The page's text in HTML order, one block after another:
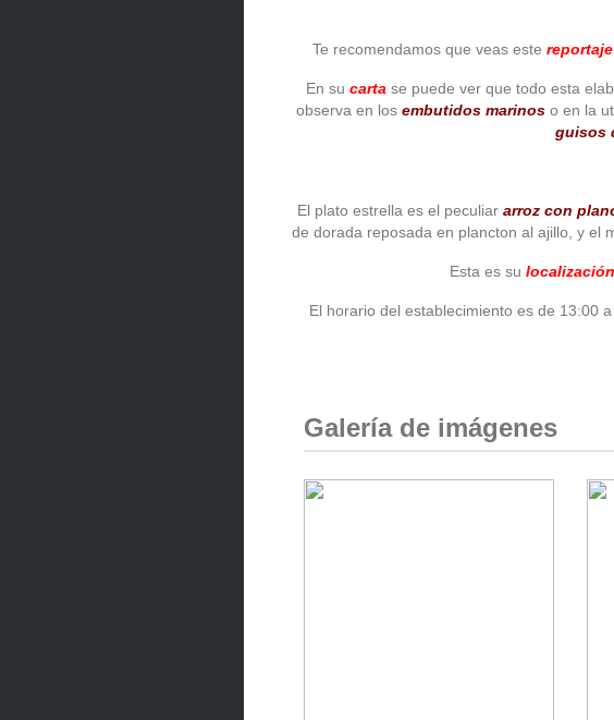
Te recomendamos que veas este reportaje
En su carta se puede ver que todo esta
observa en los embutidos marinoso en la
guisos
El plato estrella es el peculiar arroz con
de dorada reposada en plancton al ajillo, y el
Esta es su localización
El horario del establecimiento es de 13:00
Galería de imágenes